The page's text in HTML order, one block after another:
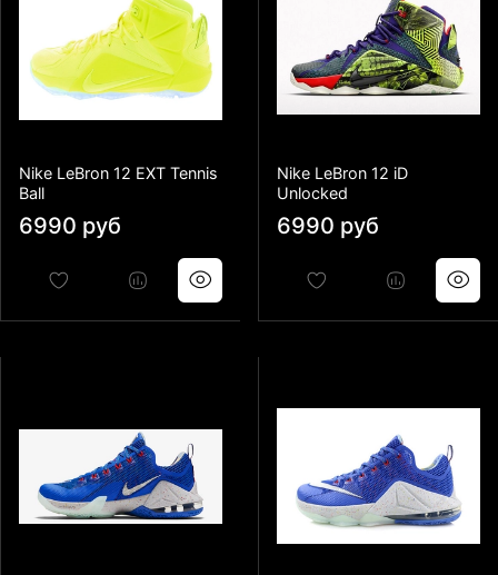
Nike LeBron 12 EXT Tennis
Ball
6990 руб
Nike LeBron 12 iD
Unlocked
6990 руб